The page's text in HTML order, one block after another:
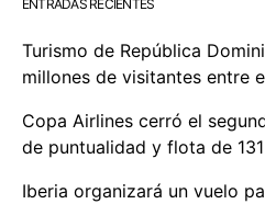
ENTRADAS RECIENTES
Turismo de República
millones de visitantes entre
Copa Airlines cerró el
de puntualidad y flota de
Iberia organizará un vuelo